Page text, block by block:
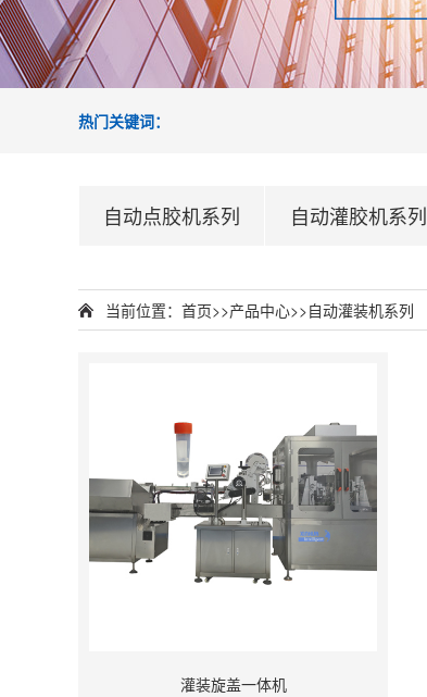
热门关键词：
自动点胶机系列 自动灌胶机系列
当前位置： 首页>>产品中心>>自动灌装机系列
灌装旋盖一体机